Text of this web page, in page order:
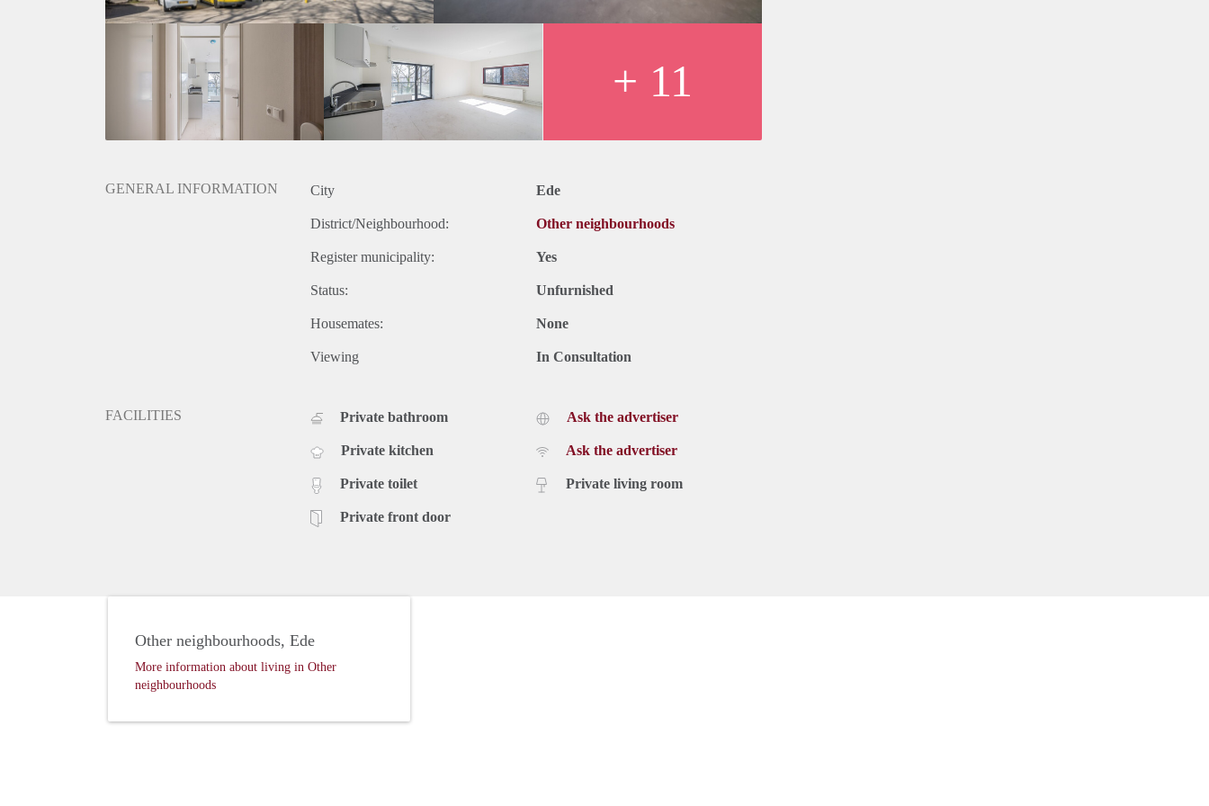
+ 11
GENERAL INFORMATION City Ede
District/Neighbourhood: Other neighbourhoods
Register municipality: Yes
Status: Unfurnished
Housemates: None
Viewing In Consultation
FACILITIES Private bathroom
Private kitchen
Private toilet
Private front door
Ask the advertiser
Ask the advertiser
Private living room
Other neighbourhoods, Ede
More information about living in Other
neighbourhoods